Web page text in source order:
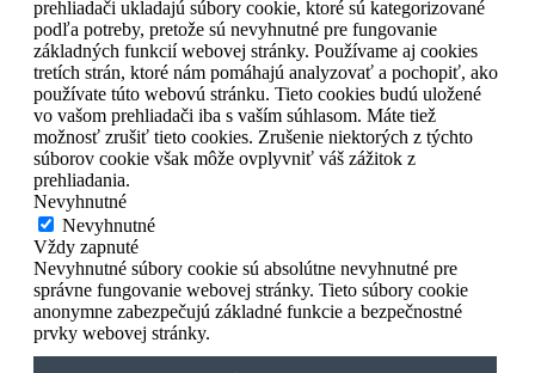
prehliadači ukladajú súbory cookie, ktoré sú kategorizované
podľa potreby, pretože sú nevyhnutné pre fungovanie
základných funkcií webovej stránky. Používame aj cookies
tretích strán, ktoré nám pomáhajú analyzovať a pochopiť, ako
používate túto webovú stránku. Tieto cookies budú uložené
vo vašom prehliadači iba s vaším súhlasom. Máte tiež
možnosť zrušiť tieto cookies. Zrušenie niektorých z týchto
súborov cookie však môže ovplyvniť váš zážitok z
prehliadania.
Nevyhnutné
Nevyhnutné
Vždy zapnuté
Nevyhnutné súbory cookie sú absolútne nevyhnutné pre
správne fungovanie webovej stránky. Tieto súbory cookie
anonymne zabezpečujú základné funkcie a bezpečnostné
prvky webovej stránky.